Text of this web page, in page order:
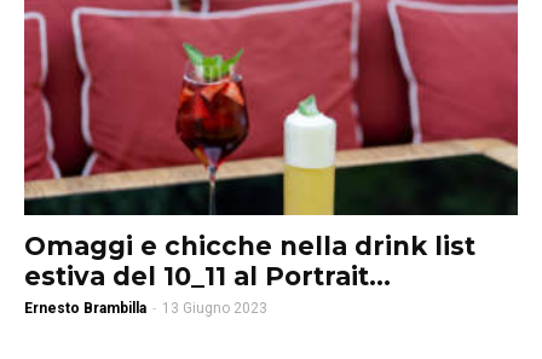
Omaggi e chicche nella drink list
estiva del 10_11 al Portrait...
Ernesto Brambilla - 13 Giugno 2023